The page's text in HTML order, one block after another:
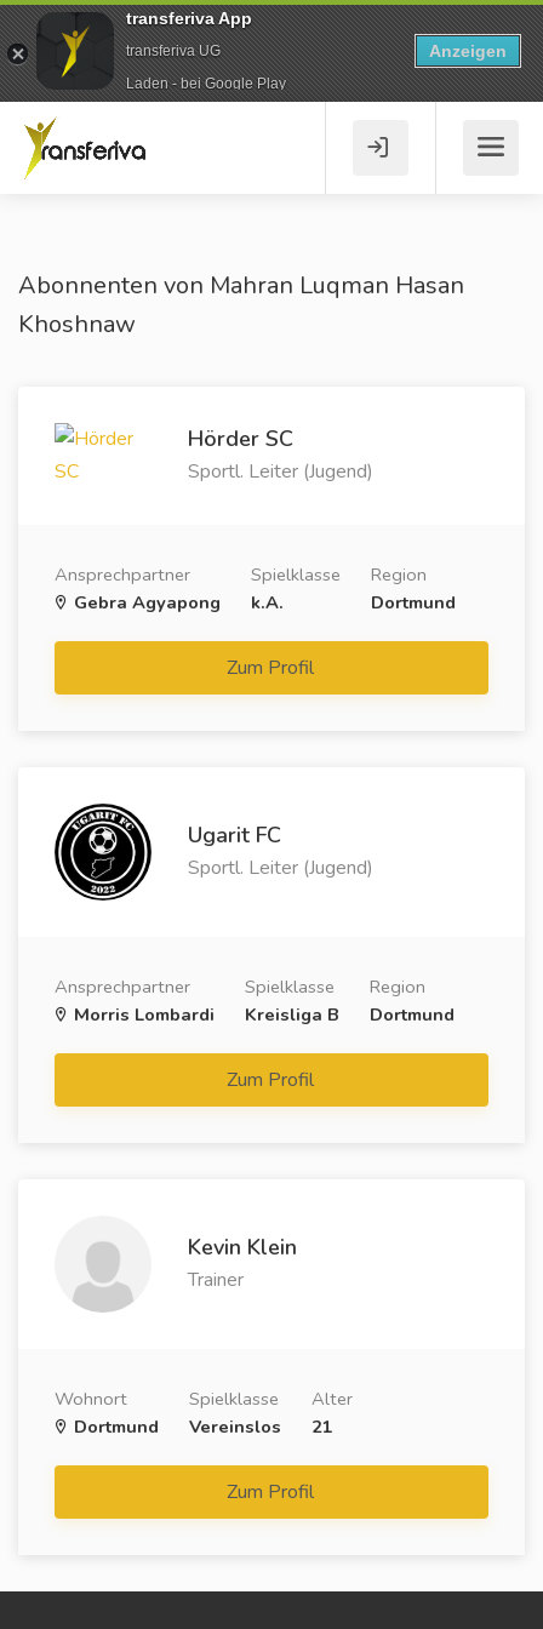
Abonnenten von Mahran Luqman Hasan
Khoshnaw
Hörder SC
Sportl. Leiter (Jugend)
Ansprechpartner
Gebra Agyapong
Spielklasse
k.A.
Region
Dortmund
Zum Profil
Ugarit FC
Sportl. Leiter (Jugend)
Ansprechpartner
Morris Lombardi
Spielklasse
Kreisliga B
Region
Dortmund
Zum Profil
Kevin Klein
Trainer
Wohnort
Dortmund
Spielklasse
Vereinslos
Alter
21
Zum Profil
transferiva App
transferiva UG
Laden - bei Google Play
Anzeigen